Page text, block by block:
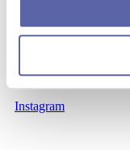
Instagram